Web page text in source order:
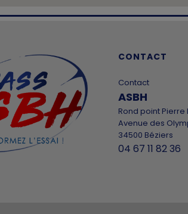
CONTACT
Contact
ASBH
Rond point Pierre
Avenue des
34500 Béziers
04 67 11 82 36